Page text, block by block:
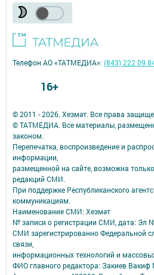
© 2011 - 2026. Хезмәт. Все права
© ТАТМЕДИА. Все материалы,
законом.
Перепечатка, воспроизведение и
информации,
размещенной на сайте, возможна
редакций СМИ.
При поддержке Республиканского
коммуникациям.
Наименование СМИ: Хезмәт
№ записи о регистрации СМИ, дата: Эл
СМИ зарегистрированно Федеральной
связи,
информационных технологий и
ФИО главного редактора: Закиев Вакиф
Телефон АО «ТАТМЕДИА»:(843) 222 09
16+